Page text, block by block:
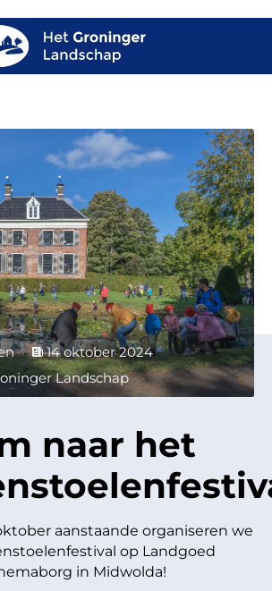
14 oktober 2024
Landschap
naar het
aanstaande organiseren we
op Landgoed
in Midwolda!